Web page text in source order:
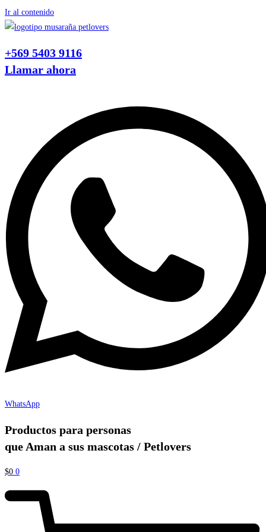
Ir al contenido
+569 5403 9116
Llamar ahora
WhatsApp
Productos para personas
que Aman a sus mascotas / Petlovers
$0 0